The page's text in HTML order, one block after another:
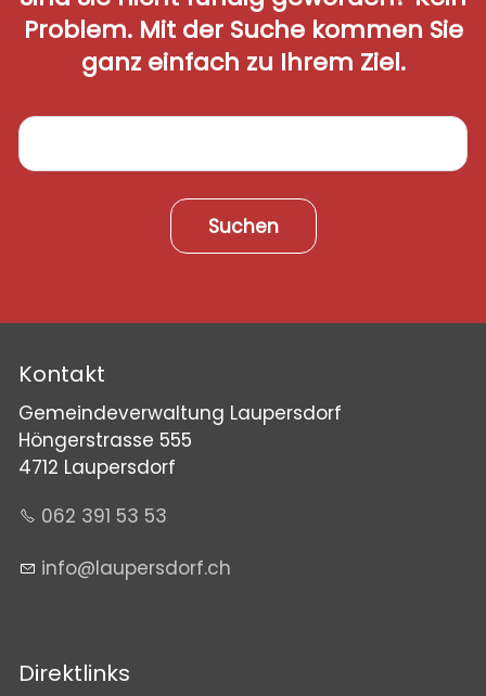
Problem. Mit der Suche kommen Sie
ganz einfach zu Ihrem Ziel.
Suchen
Kontakt
Gemeindeverwaltung Laupersdorf
Höngerstrasse 555
4712 Laupersdorf
062 391 53 53
nf
l p rsd rf ch
Direktlinks